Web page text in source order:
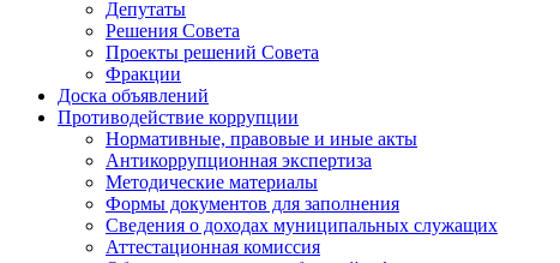
Депутаты
Решения Совета
Проекты решений Совета
Фракции
Доска объявлений
Противодействие коррупции
Нормативные, правовые и иные акты
Антикоррупционная экспертиза
Методические материалы
Формы документов для заполнения
Сведения о доходах муниципальных служащих
Аттестационная комиссия